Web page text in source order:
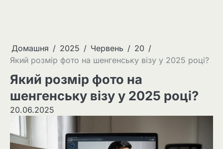
Домашня 2025 Червень
20
Який розмір фото на шенгенську візу у 2025 році?
Який розмір фото на
шенгенську візу у 2025 році?
20.06.2025